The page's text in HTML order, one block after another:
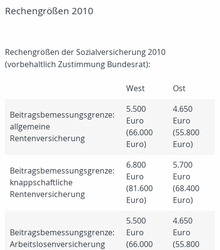
Rechengrößen 2010
Rechengrößen der Sozialversicherung 2010
(vorbehaltlich Zustimmung Bundesrat):
West Ost
Beitragsbemessungsgrenze:
allgemeine
Rentenversicherung
5.500
Euro
(66.000
Euro)
4.650
Euro
(55.800
Euro)
Beitragsbemessungsgrenze:
knappschaftliche
Rentenversicherung
6.800
Euro
(81.600
Euro)
5.700
Euro
(68.400
Euro)
Beitragsbemessungsgrenze:
Arbeitslosenversicherung
5.500
Euro
(66.000
4.650
Euro
(55.800